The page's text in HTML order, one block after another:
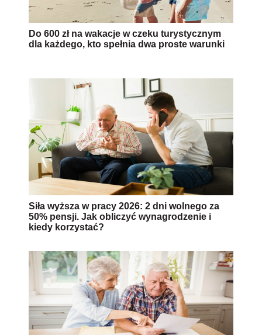
Do 600 zł na wakacje w czeku turystycznym
dla każdego, kto spełnia dwa proste warunki
Siła wyższa w pracy 2026: 2 dni wolnego za
50% pensji. Jak obliczyć wynagrodzenie i
kiedy korzystać?